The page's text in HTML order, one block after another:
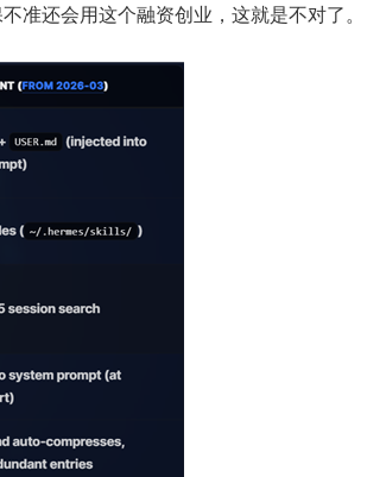
准还会用这个融资创业，这就是不对了。